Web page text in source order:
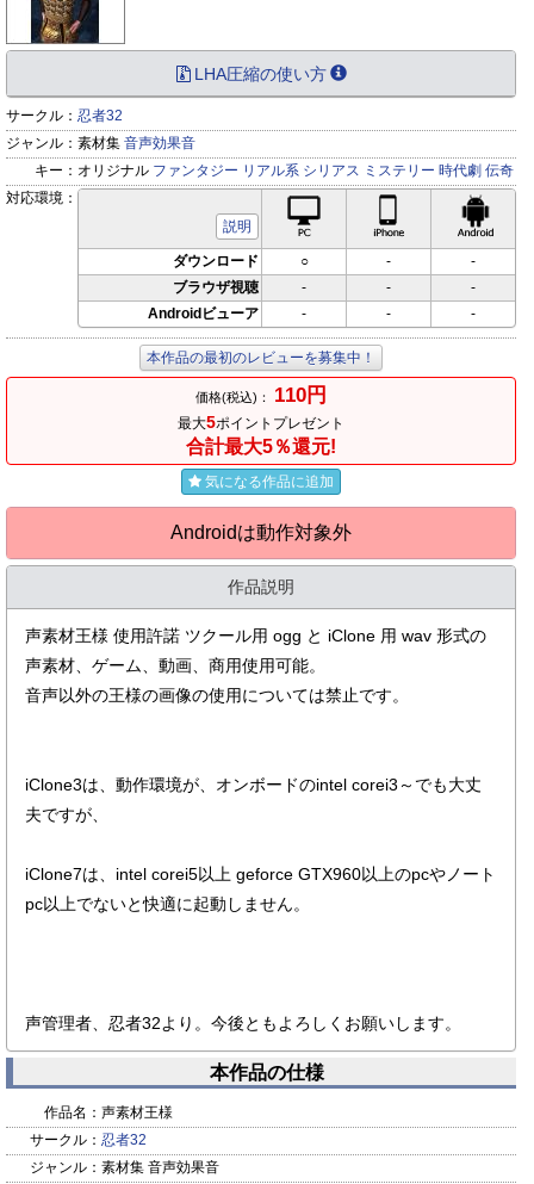
LHA圧縮の使い方
サークル： 忍者32
ジャンル： 素材集 音声効果音
キー： オリジナル ファンタジー リアル系 シリアス ミステリー 時代劇 伝奇
対応環境：
説明
iPhone対応
ダウンロード ○ -
-
ブラウザ視聴
- -
-
Androidビューア
- - -
本作品の最初のレビューを募集中！
価格(税込)： 110円
最大5ポイントプレゼント
合計最大5％還元!
気になる作品に追加
Androidは動作対象外
作品説明
声素材王様 使用許諾 ツクール用 ogg と iClone 用 wav 形式の
声素材、ゲーム、動画、商用使用可能。
音声以外の王様の画像の使用については禁止です。
iClone3は、動作環境が、オンボードのintel corei3～でも大丈
夫ですが、
iClone7は、intel corei5以上 geforce GTX960以上のpcやノート
pc以上でないと快適に起動しません。
声管理者、忍者32より。今後ともよろしくお願いします。
本作品の仕様
作品名： 声素材王様
サークル： 忍者32
ジャンル： 素材集 音声効果音